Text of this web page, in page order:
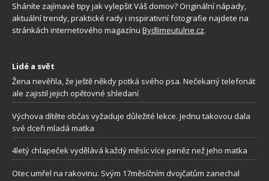
Sháníte zajímavé tipy jak vylepšit Váš domov? Originální nápady,
aktuální trendy, praktické rady i inspirativní fotografie najdete na
stránkách internetového magazínu Bydlimeutulne.cz.
Lidé a svět
Žena nevěřila, že ještě někdy potká svého psa. Nečekaný telefonát
ale zajistil jejich opětovné shledaní
Výchova dítěte občas vyžaduje důležité lekce. Jednu takovou dala
své dceři mladá matka
4letý chlapeček vydělává každý měsíc více peněz než jeho matka
Otec umřel na rakovinu. Svým 17měsíčním dvojčatům zanechal